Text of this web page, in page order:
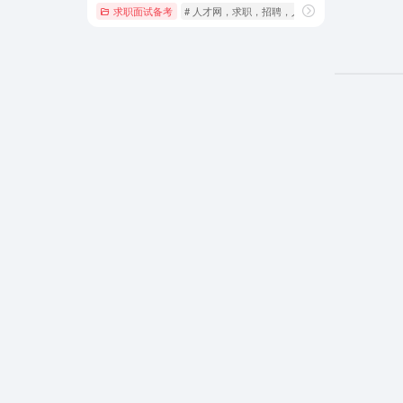
求职面试备考 # 人才网，求职，招聘，人才招聘，人才市场，